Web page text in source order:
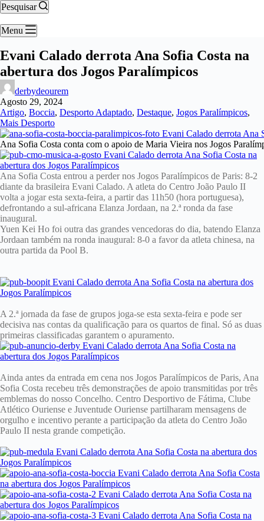
Pesquisar
Menu
Evani Calado derrota Ana Sofia Costa na
abertura dos Jogos Paralímpicos
derbydeourem
Agosto 29, 2024
Artigo, Boccia, Desporto Adaptado, Destaque, Jogos Paralímpicos,
Mais Desporto
Ana Sofia Costa conta com o apoio de Maria Vieira nos Jogos
Ana Sofia Costa entrou a perder nos Jogos Paralímpicos de Paris: 8-2
diante da brasileira Evani Calado. A atleta do Centro João Paulo II
volta a jogar esta sexta-feira, a partir das 11h50 (hora portuguesa),
defrontando a sul-africana Elanza Jordaan, na 2.ª ronda da fase
inaugural.
Yuen Kei Ho foi outra das grandes vencedoras do dia, batendo Elanza
Jordaan também na ronda inaugural: 8-0 a favor da atleta chinesa, na
outra partida da Pool B.
A 2.ª jornada da fase de grupos joga-se esta sexta-feira e pode ser
decisiva nas contas da qualificação para os quartos de final. Só as duas
primeiras classificadas garantem o apuramento.
Ainda antes da entrada em cena nos Jogos Paralímpicos de Paris, Ana
Sofia Costa recebeu três demonstrações de apoio transmitidas por três
emblemas do nosso Concelho. Centro Desportivo de Fátima, Clube
Atlético Ouriense e Juventude Ouriense partilharam mensagens de
orgulho e incentivo perante a participação da atleta do Centro João
Paulo II nesta grande competição.